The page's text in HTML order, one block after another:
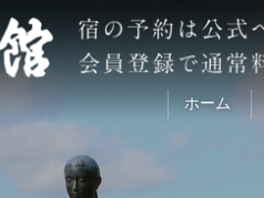
ホーム